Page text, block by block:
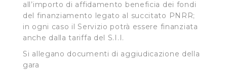
all’importo di affidamento beneficia dei fondi
del finanziamento legato al succitato PNRR;
in ogni caso il Servizio potrà essere finanziata
anche dalla tariffa del S.I.I.
Si allegano documenti di aggiudicazione della
gara